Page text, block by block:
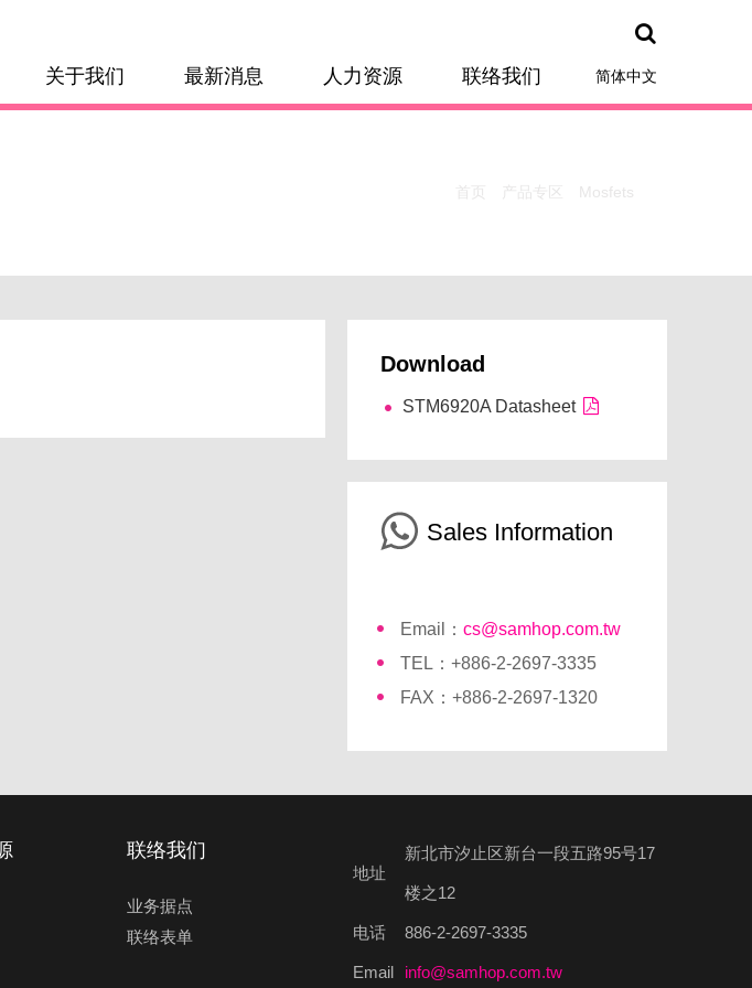
关于我们 最新消息 人力资源 联络我们 简体中文
首页 产品专区 Mosfets
Download
STM6920A Datasheet
Sales Information
Email： cs@samhop.com.tw
TEL：+886-2-2697-3335
FAX：+886-2-2697-1320
联络我们
业务据点
联络表单
地址
新北市汐止区新台一段五路95号17
楼之12
电话 886-2-2697-3335
Email info@samhop.com.tw